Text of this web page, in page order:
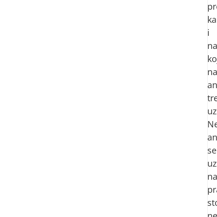
i
na
se
na